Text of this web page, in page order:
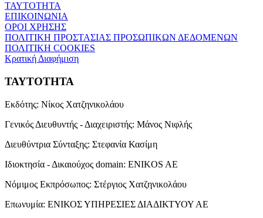
ΤΑΥΤΟΤΗΤΑ
ΕΠΙΚΟΙΝΩΝΙΑ
ΟΡΟΙ ΧΡΗΣΗΣ
ΠΟΛΙΤΙΚΗ ΠΡΟΣΤΑΣΙΑΣ ΠΡΟΣΩΠΙΚΩΝ ΔΕΔΟΜΕΝΩΝ
ΠΟΛΙΤΙΚΗ COOKIES
Κρατική Διαφήμιση
ΤΑΥΤΟΤΗΤΑ
Εκδότης: Νίκος Χατζηνικολάου
Γενικός Διευθυντής - Διαχειριστής: Μάνος Νιφλής
Διευθύντρια Σύνταξης: Στεφανία Κασίμη
Ιδιοκτησία - Δικαιούχος domain: ENIKOS AE
Νόμιμος Εκπρόσωπος: Στέργιος Χατζηνικολάου
Επωνυμία: ΕΝΙΚΟΣ ΥΠΗΡΕΣΙΕΣ ΔΙΑΔΙΚΤΥΟΥ ΑΕ